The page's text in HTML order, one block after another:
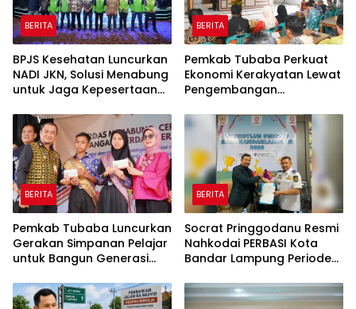
BERITA
BPJS Kesehatan Luncurkan
NADI JKN, Solusi Menabung
untuk Jaga Kepesertaan
BERITA
Pemkab Tubaba Perkuat
Ekonomi Kerakyatan Lewat
Pengembangan
Penyaluran KUR
BERITA
Pemkab Tubaba Luncurkan
Gerakan Simpanan Pelajar
untuk Bangun Generasi
BERITA
Socrat Pringgodanu Resmi
Nahkodai PERBASI Kota
Bandar Lampung Periode